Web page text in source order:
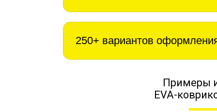
250+ вариантов
Примеры
EVA-